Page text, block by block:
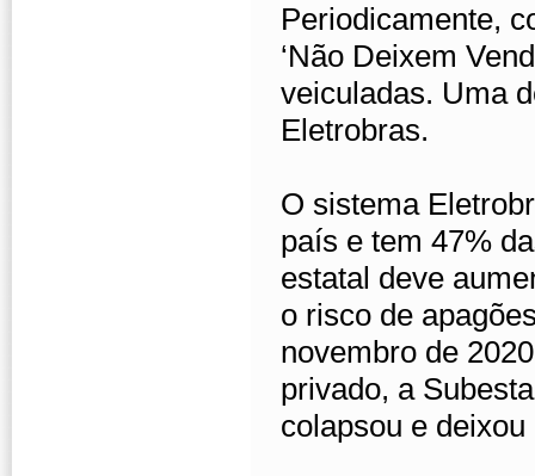
Periodicamente,
‘Não Deixem
veiculadas. Uma
Eletrobras.
O sistema
país e tem 47%
estatal deve
o risco de
novembro de
privado, a
colapsou e